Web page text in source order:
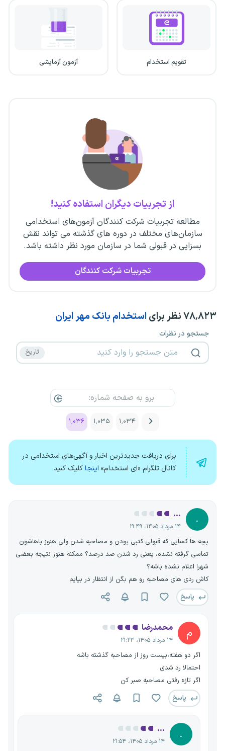
تقویم استخدام آزمون آزمایشی
از تجربیات دیگران استفاده کنید!
مطالعه تجربیات شرکت کنندگان آزمون‌های استخدامی
سازمان‌های مختلف در دوره های گذشته می تواند نقش
بسزایی در قبولی شما در سازمان مورد نظر داشته باشد.
تجربیات شرکت کنندگان
۷۸٬۸۲۳نظر برای استخدام بانک مهر ایران
جستجو در نظرات
۱٬۰۳۴ ۱٬۰۳۵ ۱٬۰۳۶
برای دریافت جدیدترین اخبار و آگهی‌های استخدامی در
کانال تلگرام «ای استخدام» اینجاکلیک کنید
.
...
۱۴ مرداد ۱۴۰۵، ۱۹:۴۹
بچه ها کسایی که قبولی کتبی بودن و مصاحبه شدن ولی هنوز باهاشون
تماسی گرفته نشده، یعنی رد شدن صد درصد؟ ممکنه هنوز نتیجه بعضی
شهرا اعلام نشده باشه؟
کاش ردی های مصاحبه رو هم بگن از انتظار در بیایم
پاسخ
م محمدرضا
۱۴ مرداد ۱۴۰۵، ۲۱:۲۳
اگر دو هفته،بیست روز از مصاحبه گذشته باشه
احتمالا رد شدی
اگر تازه رفتی مصاحبه صبر کن
پاسخ
.
...
۱۴ مرداد ۱۴۰۵، ۲۱:۵۴